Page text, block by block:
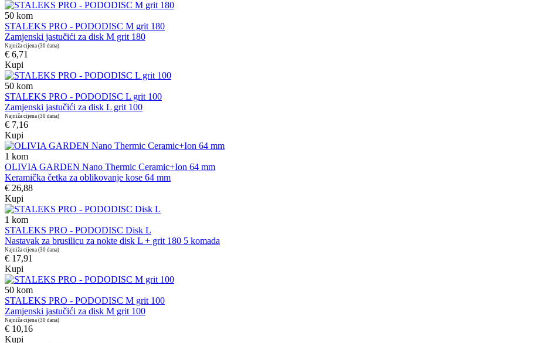
50 kom
STALEKS PRO - PODODISC M grit 180
Zamjenski jastučići za disk M grit 180
Najniža cijena (30 dana)
€ 6,71
Kupi
50 kom
STALEKS PRO - PODODISC L grit 100
Zamjenski jastučići za disk L grit 100
Najniža cijena (30 dana)
€ 7,16
Kupi
1 kom
OLIVIA GARDEN Nano Thermic Ceramic+Ion 64 mm
Keramička četka za oblikovanje kose 64 mm
€ 26,88
Kupi
1 kom
STALEKS PRO - PODODISC Disk L
Nastavak za brusilicu za nokte disk L + grit 180 5 komada
Najniža cijena (30 dana)
€ 17,91
Kupi
50 kom
STALEKS PRO - PODODISC M grit 100
Zamjenski jastučići za disk M grit 100
Najniža cijena (30 dana)
€ 10,16
Kupi